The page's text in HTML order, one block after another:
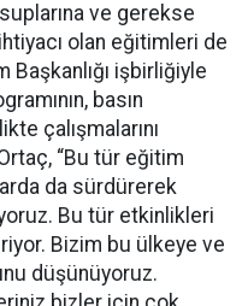
ve gerekse
olan eğitimleri de
işbirliğiyle
basın
çalışmalarını
“Bu tür eğitim
da sürdürerek
Bu tür etkinlikleri
Bizim bu ülkeye ve
düşünüyoruz.